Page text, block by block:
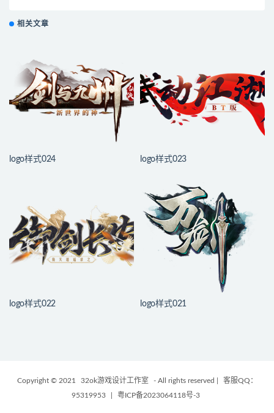
相关文章
logo样式024 logo样式023
logo样式022 logo样式021
Copyright © 2021 32ok游戏设计工作室 - All rights reserved |
客服QQ：
95319953
粤ICP备2023064118号-3